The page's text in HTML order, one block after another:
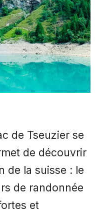
de Tseuzier se
de découvrir
de la suisse : le
de randonnée
et